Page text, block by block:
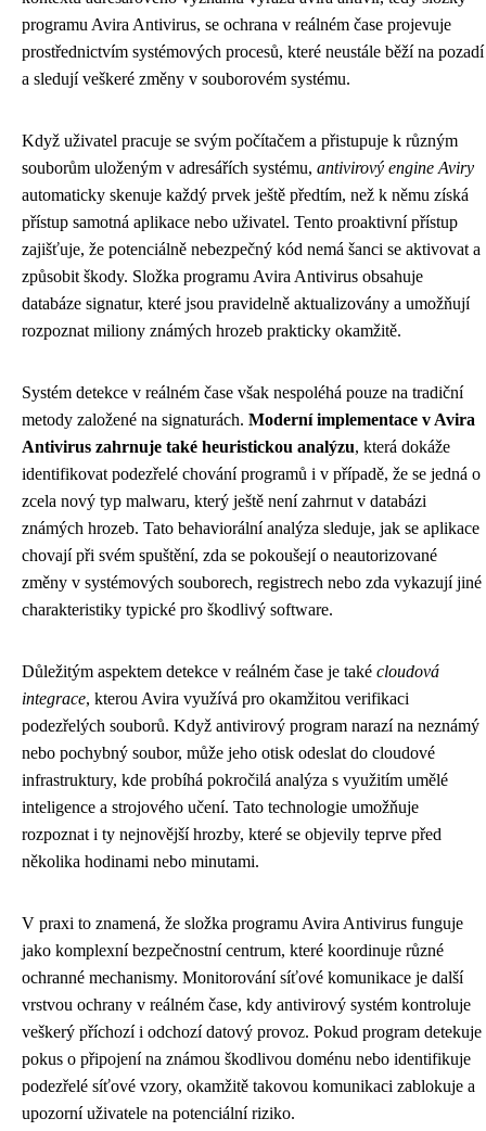
programu Avira Antivirus, se ochrana v reálném čase projevuje
prostřednictvím systémových procesů, které neustále běží na pozadí
a sledují veškeré změny v souborovém systému.
Když uživatel pracuje se svým počítačem a přistupuje k různým
souborům uloženým v adresářích systému, antivirový engine Aviry
automaticky skenuje každý prvek ještě předtím, než k němu získá
přístup samotná aplikace nebo uživatel. Tento proaktivní přístup
zajišťuje, že potenciálně nebezpečný kód nemá šanci se aktivovat a
způsobit škody. Složka programu Avira Antivirus obsahuje
databáze signatur, které jsou pravidelně aktualizovány a umožňují
rozpoznat miliony známých hrozeb prakticky okamžitě.
Systém detekce v reálném čase však nespoléhá pouze na tradiční
metody založené na signaturách. Moderní implementace v Avira
Antivirus zahrnuje také heuristickou analýzu, která dokáže
identifikovat podezřelé chování programů i v případě, že se jedná o
zcela nový typ malwaru, který ještě není zahrnut v databázi
známých hrozeb. Tato behaviorální analýza sleduje, jak se aplikace
chovají při svém spuštění, zda se pokoušejí o neautorizované
změny v systémových souborech, registrech nebo zda vykazují jiné
charakteristiky typické pro škodlivý software.
Důležitým aspektem detekce v reálném čase je také cloudová
integrace, kterou Avira využívá pro okamžitou verifikaci
podezřelých souborů. Když antivirový program narazí na neznámý
nebo pochybný soubor, může jeho otisk odeslat do cloudové
infrastruktury, kde probíhá pokročilá analýza s využitím umělé
inteligence a strojového učení. Tato technologie umožňuje
rozpoznat i ty nejnovější hrozby, které se objevily teprve před
několika hodinami nebo minutami.
V praxi to znamená, že složka programu Avira Antivirus funguje
jako komplexní bezpečnostní centrum, které koordinuje různé
ochranné mechanismy. Monitorování síťové komunikace je další
vrstvou ochrany v reálném čase, kdy antivirový systém kontroluje
veškerý příchozí i odchozí datový provoz. Pokud program detekuje
pokus o připojení na známou škodlivou doménu nebo identifikuje
podezřelé síťové vzory, okamžitě takovou komunikaci zablokuje a
upozorní uživatele na potenciální riziko.